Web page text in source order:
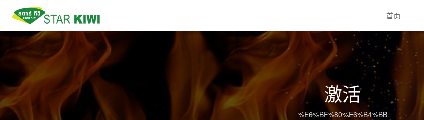
首页
激活
%E6%BF%80%E6%B4%BB